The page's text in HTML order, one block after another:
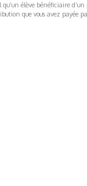
élève bénéficiaire
que vous avez payée